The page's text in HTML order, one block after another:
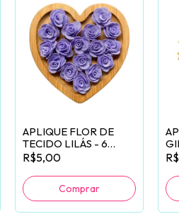
APLIQUE FLOR DE
TECIDO LILÁS - 6
UNIDADES
R$5,00